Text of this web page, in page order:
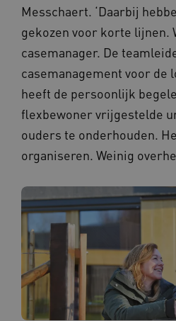
Messchaert. ‘Daarbij
gekozen voor korte lijnen.
casemanager. De
casemanagement voor de
heeft de persoonlijk
flexbewoner vrijgestelde
ouders te onderhouden.
organiseren. Weinig
AWSALBCORS
AWSALBCORS
UMB_SESSION
ARRAffinitySameSite